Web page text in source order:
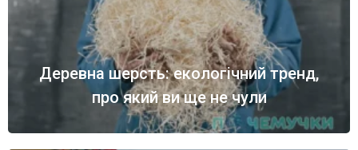
Деревна шерсть: екологічний тренд,
про який ви ще не чули